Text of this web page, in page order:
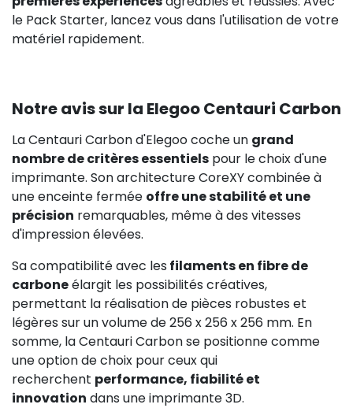
le Pack Starter, lancez vous dans l'utilisation de votre
matériel rapidement.
Notre avis sur la Elegoo Centauri Carbon
La Centauri Carbon d'Elegoo coche un grand
nombre de critères essentiels pour le choix d'une
imprimante. Son architecture CoreXY combinée à
une enceinte fermée offre une stabilité et une
précision remarquables, même à des vitesses
d'impression élevées.
Sa compatibilité avec les filaments en fibre de
carboneélargit les possibilités créatives,
permettant la réalisation de pièces robustes et
légères sur un volume de 256 x 256 x 256 mm. En
somme, la Centauri Carbon se positionne comme
une option de choix pour ceux qui
recherchent performance, fiabilité et
innovation dans une imprimante 3D.